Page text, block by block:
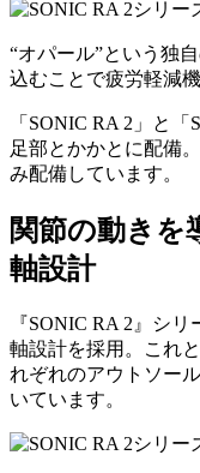
“オパール”という独
込むことで疲労軽減
「SONIC RA 2」と
足部とかかとに配備
み配備しています。
関節の動きを
軸設計
『SONIC RA 2』シ
軸設計を採用。これ
れぞれのアウトソー
いています。